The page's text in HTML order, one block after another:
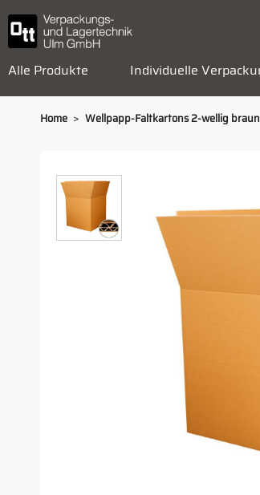
Alle Produkte Individuelle
Home > Wellpapp-Faltkartons 2-wellig braun